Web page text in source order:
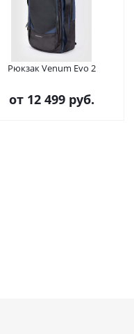
Рюкзак Venum Evo 2
от 12 499 руб.